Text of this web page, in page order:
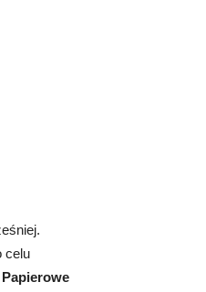
celu
Papierowe